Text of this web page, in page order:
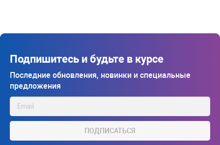
Подпишитесь и будьте в курсе
Последние обновления, новинки и специальные
предложения
ПОДПИСАТЬСЯ